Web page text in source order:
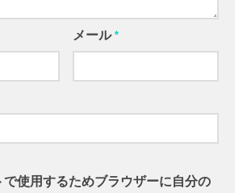
メール*
使用するためブラウザーに自分の